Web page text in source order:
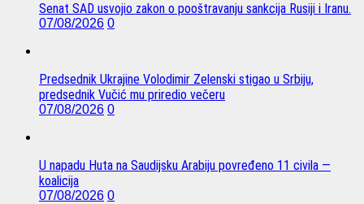
Senat SAD usvojio zakon o pooštravanju sankcija Rusiji i Iranu.
07/08/2026 0
Predsednik Ukrajine Volodimir Zelenski stigao u Srbiju,
predsednik Vučić mu priredio večeru
07/08/2026 0
U napadu Huta na Saudijsku Arabiju povređeno 11 civila —
koalicija
07/08/2026 0